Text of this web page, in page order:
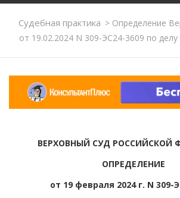
Судебная практика >Определение
от 19.02.2024 N 309-ЭС24-3609 по
ВЕРХОВНЫЙ СУД РОССИЙСКОЙ
ОПРЕДЕЛЕНИЕ
от 19 февраля 2024 г. N 309-